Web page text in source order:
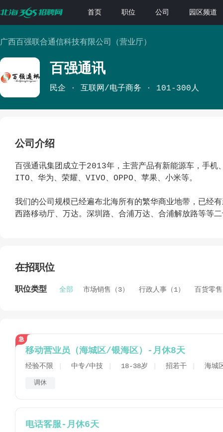
首页 职位 公司 园区频道
广西百强联合通信科技有限公司（营业厅）
百强通讯
民企 互联网/电子商务 101-300人
公司介绍
百强通讯集团成立于2013年，主营产品有新能源车，手
ITO、华为、荣耀、VIVO、OPPO、苹果、小米等。
我们的公司规模已经遍布北海所有的繁华商业地带，已经
西路移动厅、万达。深圳路、合浦万达、合浦解放路等等
公司主营：新能源汽车、手机及手机配件、数码产品等，
工作地址：
4、合浦车沟底路万达广场
5、合浦解放路商圈
在招职位
职位类型 全部 市场销售（3） 行政人事（1） 百货零
移动营业员（海城区/银海区）-月休8天
经验不限 中专/中技 18-38岁 招若干 海城
调休
电话客服-月休6天